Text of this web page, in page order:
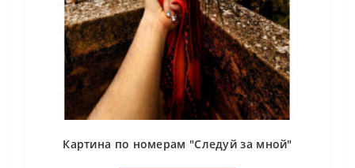
Картина по номерам "Следуй за мной"